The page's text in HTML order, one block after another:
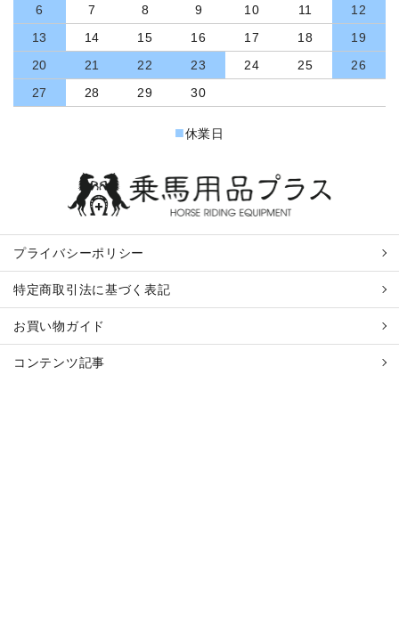
6
7 8 9 10 11
12
13
14 15 16 17 18
19
20
21 22 23 24 25
26
27
28 29 30
■休業日
プライバシーポリシー
特定商取引法に基づく表記
お買い物ガイド
コンテンツ記事